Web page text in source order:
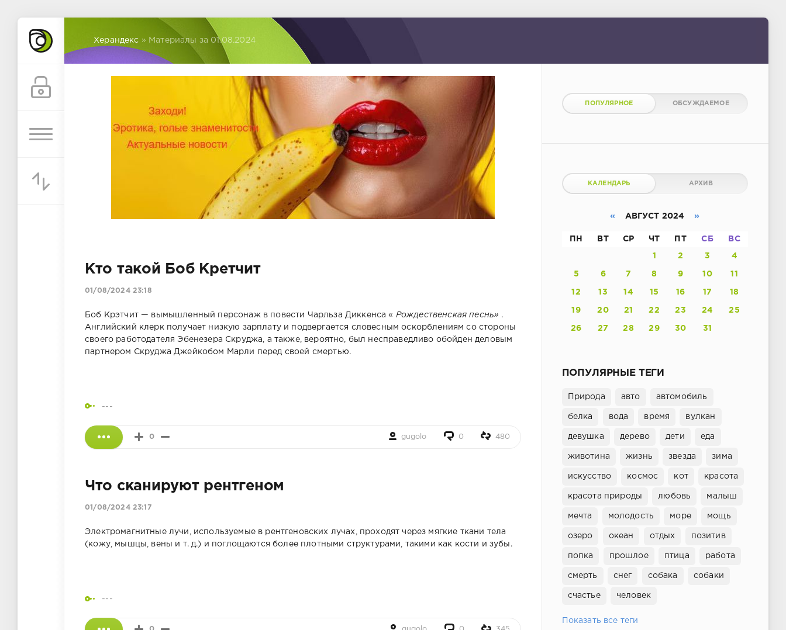
Херандекс » Материалы за 01.08.2024
Кто такой Боб Кретчит
01/08/2024 23:18
Боб Крэтчит — вымышленный персонаж в повести Чарльза Диккенса « Рождественская песнь» .
Английский клерк получает низкую зарплату и подвергается словесным оскорблениям со стороны
своего работодателя Эбенезера Скруджа, а также, вероятно, был несправедливо обойден деловым
партнером Скруджа Джейкобом Марли перед своей смертью.
---
0 gugolo 0 480
Что сканируют рентгеном
01/08/2024 23:17
Электромагнитные лучи, используемые в рентгеновских лучах, проходят через мягкие ткани тела
(кожу, мышцы, вены и т. д.) и поглощаются более плотными структурами, такими как кости и зубы.
---
ПОПУЛЯРНОЕ ОБСУЖДАЕМОЕ
КАЛЕНДАРЬ АРХИВ
« АВГУСТ 2024 »
ПН ВТ СР ЧТ ПТ СБ ВС
1 2 3 4
5 6 7 8 9 10 11
12 13 14 15 16 17 18
19 20 21 22 23 24 25
26 27 28 29 30 31
ПОПУЛЯРНЫЕ ТЕГИ
Природа авто автомобиль
белка вода время вулкан
девушка дерево дети еда
животина жизнь звезда зима
искусство космос кот красота
красота природы любовь малыш
мечта молодость море мощь
озеро океан отдых позитив
попка прошлое птица работа
смерть снег собака собаки
счастье человек
Показать все теги